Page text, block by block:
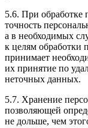
5.6. При обработке
точность
а в необходимых
к целям обработки
принимает
их принятие по
неточных данных.
5.7. Хранение
позволяющей
не дольше, чем